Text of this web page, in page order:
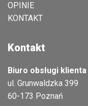
OPINIE
KONTAKT
Kontakt
Biuro obsługi klienta
ul. Grunwaldzka 399
60-173 Poznań